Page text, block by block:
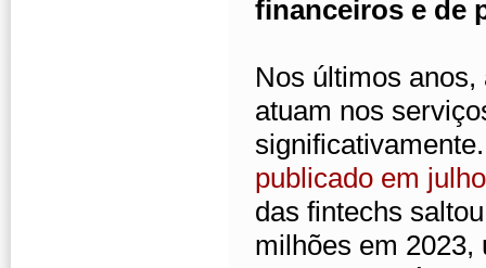
financeiros e de
Nos últimos
atuam nos
publicado em
das fintechs
milhões em 2023,